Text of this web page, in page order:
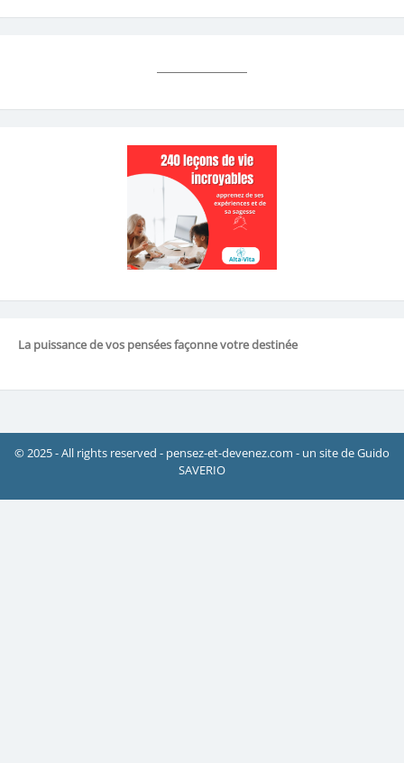
La puissance de vos pensées façonne votre destinée
© 2025 - All rights reserved - pensez-et-devenez.com - un site de Guido
SAVERIO